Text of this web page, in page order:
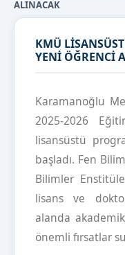
ALINACAK
KMÜ
YENİ ÖĞRENCİ
Karamanoğlu
2025-2026
lisansüstü
başladı. Fen
Bilimler
lisans ve
alanda
önemli fırsatlar